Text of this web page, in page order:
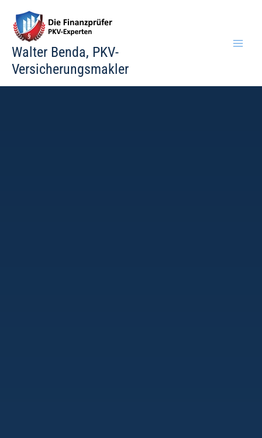
Inhalt
springen
Walter Benda, PKV-
Versicherungsmakler